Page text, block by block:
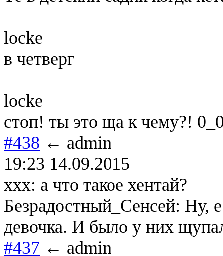
locke
в четверг
locke
стоп! ты это ща к чему?!
#438 ← admin
19:23 14.09.2015
xxx: а что такое хентай?
Безрадостный_Сенсей: Ну,
девочка. И было у них
#437 ← admin